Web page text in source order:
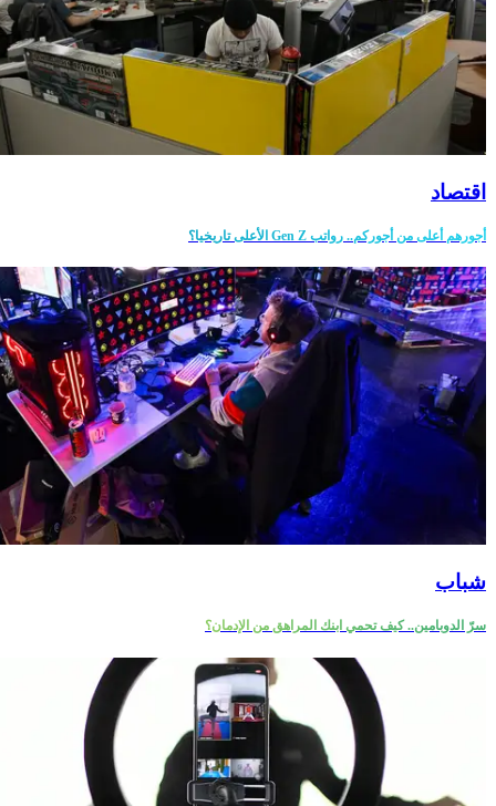
اقتصاد
أجورهم أعلى من أجوركم.. رواتب Gen Z الأعلى تاريخيا؟
شباب
سرّ الدوبامين.. كيف تحمي ابنك المراهق من الإدمان؟